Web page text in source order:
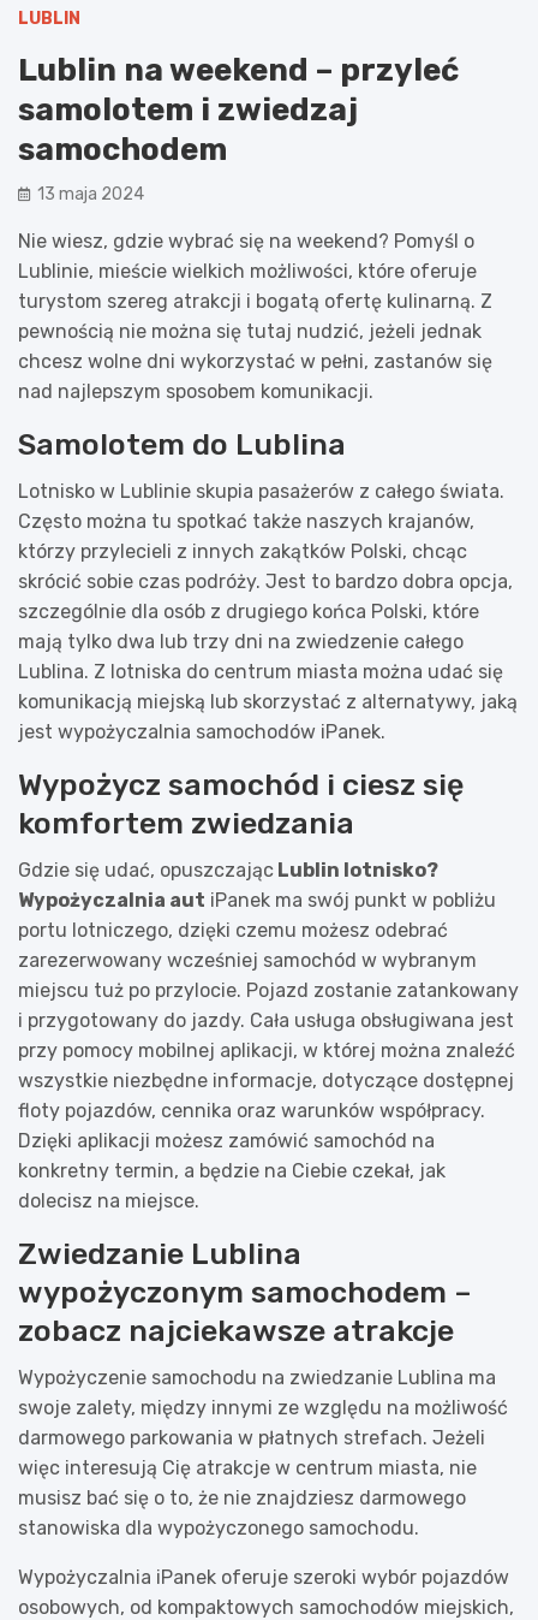
LUBLIN
Lublin na weekend – przyleć
samolotem i zwiedzaj
samochodem
13 maja 2024
Nie wiesz, gdzie wybrać się na weekend? Pomyśl o
Lublinie, mieście wielkich możliwości, które oferuje
turystom szereg atrakcji i bogatą ofertę kulinarną. Z
pewnością nie można się tutaj nudzić, jeżeli jednak
chcesz wolne dni wykorzystać w pełni, zastanów się
nad najlepszym sposobem komunikacji.
Samolotem do Lublina
Lotnisko w Lublinie skupia pasażerów z całego świata.
Często można tu spotkać także naszych krajanów,
którzy przylecieli z innych zakątków Polski, chcąc
skrócić sobie czas podróży. Jest to bardzo dobra opcja,
szczególnie dla osób z drugiego końca Polski, które
mają tylko dwa lub trzy dni na zwiedzenie całego
Lublina. Z lotniska do centrum miasta można udać się
komunikacją miejską lub skorzystać z alternatywy, jaką
jest wypożyczalnia samochodów iPanek.
Wypożycz samochód i ciesz się
komfortem zwiedzania
Gdzie się udać, opuszczając Lublin lotnisko?
Wypożyczalnia aut iPanek ma swój punkt w pobliżu
portu lotniczego, dzięki czemu możesz odebrać
zarezerwowany wcześniej samochód w wybranym
miejscu tuż po przylocie. Pojazd zostanie zatankowany
i przygotowany do jazdy. Cała usługa obsługiwana jest
przy pomocy mobilnej aplikacji, w której można znaleźć
wszystkie niezbędne informacje, dotyczące dostępnej
floty pojazdów, cennika oraz warunków współpracy.
Dzięki aplikacji możesz zamówić samochód na
konkretny termin, a będzie na Ciebie czekał, jak
dolecisz na miejsce.
Zwiedzanie Lublina
wypożyczonym samochodem –
zobacz najciekawsze atrakcje
Wypożyczenie samochodu na zwiedzanie Lublina ma
swoje zalety, między innymi ze względu na możliwość
darmowego parkowania w płatnych strefach. Jeżeli
więc interesują Cię atrakcje w centrum miasta, nie
musisz bać się o to, że nie znajdziesz darmowego
stanowiska dla wypożyczonego samochodu.
Wypożyczalnia iPanek oferuje szeroki wybór pojazdów
osobowych, od kompaktowych samochodów miejskich,